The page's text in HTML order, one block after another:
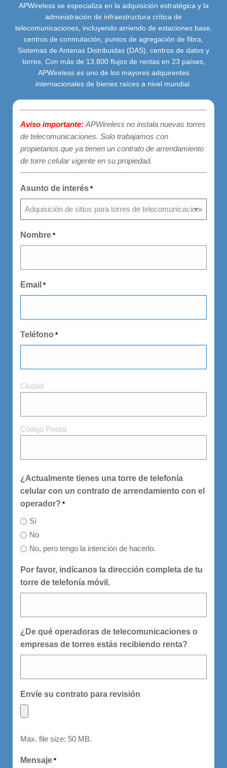
APWireless se especializa en la adquisición estratégica y la
administración de infraestructura crítica de
telecomunicaciones, incluyendo arriendo de estaciones base,
centros de conmutación, puntos de agregación de fibra,
Sistemas de Antenas Distribuidas (DAS), centros de datos y
torres. Con más de 13.800 flujos de rentas en 23 países,
APWireless es uno de los mayores adquirentes
internacionales de bienes raíces a nivel mundial.
Aviso importante: APWireless no instala nuevas torres
de telecomunicaciones. Solo trabajamos con
propietarios que ya tienen un contrato de arrendamiento
de torre celular vigente en su propiedad.
Asunto de interés *
Nombre *
Email *
Teléfono *
Ciudad
Ciudad
Código Postal
¿Actualmente tienes una torre de telefonía
celular con un contrato de arrendamiento con el
operador? *
Sí
No
No, pero tengo la intención de hacerlo.
Por favor, indícanos la dirección completa de tu
torre de telefonía móvil.
¿De qué operadoras de telecomunicaciones o
empresas de torres estás recibiendo renta?
Envíe su contrato para revisión
Max. file size: 50 MB.
Mensaje *